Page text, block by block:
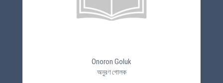
Onoron Goluk
অনুরণ গোলক